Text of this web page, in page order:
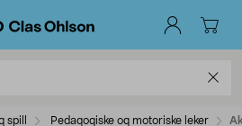
spill Pedagogiske og motoriske leker